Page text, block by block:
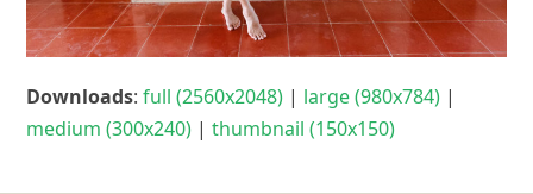
Downloads:full (2560x2048) | large (980x784) |
medium (300x240) |thumbnail (150x150)